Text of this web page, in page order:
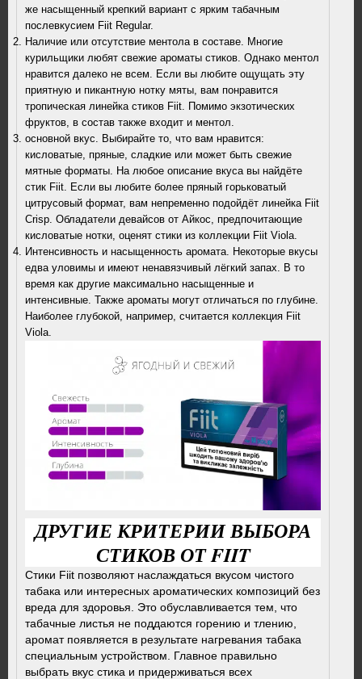
же насыщенный крепкий вариант с ярким табачным
послевкусием Fiit Regular.
Наличие или отсутствие ментола в составе. Многие
курильщики любят свежие ароматы стиков. Однако ментол
нравится далеко не всем. Если вы любите ощущать эту
приятную и пикантную нотку мяты, вам понравится
тропическая линейка стиков Fiit. Помимо экзотических
фруктов, в состав также входит и ментол.
основной вкус. Выбирайте то, что вам нравится:
кисловатые, пряные, сладкие или может быть свежие
мятные форматы. На любое описание вкуса вы найдёте
стик Fiit. Если вы любите более пряный горьковатый
цитрусовый формат, вам непременно подойдёт линейка Fiit
Crisp. Обладатели девайсов от Айкос, предпочитающие
кисловатые нотки, оценят стики из коллекции Fiit Viola.
Интенсивность и насыщенность аромата. Некоторые вкусы
едва уловимы и имеют ненавязчивый лёгкий запах. В то
время как другие максимально насыщенные и
интенсивные. Также ароматы могут отличаться по глубине.
Наиболее глубокой, например, считается коллекция Fiit
Viola.
ДРУГИЕ КРИТЕРИИ ВЫБОРА
СТИКОВ ОТ FIIT
Стики Fiit позволяют наслаждаться вкусом чистого
табака или интересных ароматических композиций без
вреда для здоровья. Это обуславливается тем, что
табачные листья не поддаются горению и тлению,
аромат появляется в результате нагревания табака
специальным устройством. Главное правильно
выбрать вкус стика и придерживаться всех